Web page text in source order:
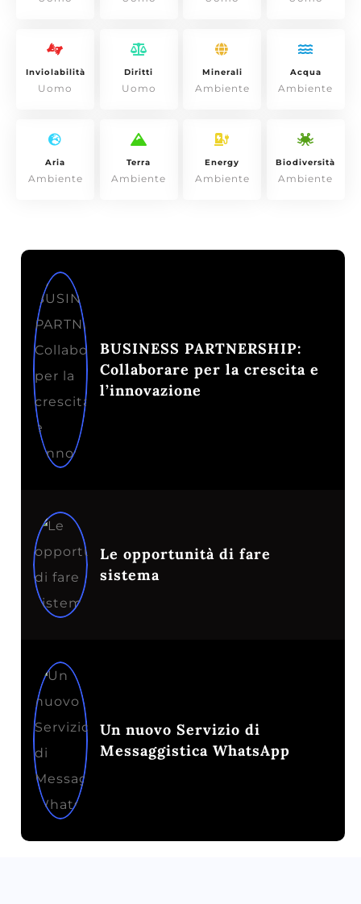
Inviolabilità
Uomo
Diritti
Uomo
Minerali
Ambiente
Acqua
Ambiente
Aria
Ambiente
Terra
Ambiente
Energy
Ambiente
Biodiversità
Ambiente
BUSINESS PARTNERSHIP:
Collaborare per la crescita e
l’innovazione
Le opportunità di fare
sistema
Un nuovo Servizio di
Messaggistica WhatsApp